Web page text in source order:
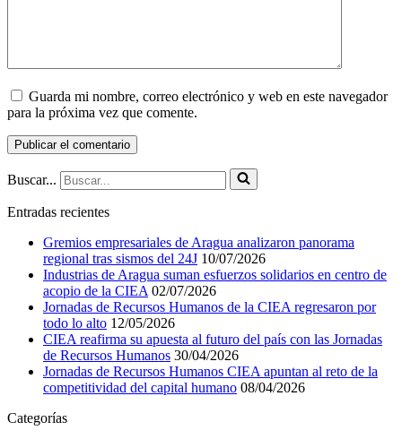
Guarda mi nombre, correo electrónico y web en este navegador
para la próxima vez que comente.
Buscar...
Entradas recientes
Gremios empresariales de Aragua analizaron panorama
regional tras sismos del 24J 10/07/2026
Industrias de Aragua suman esfuerzos solidarios en centro de
acopio de la CIEA 02/07/2026
Jornadas de Recursos Humanos de la CIEA regresaron por
todo lo alto 12/05/2026
CIEA reafirma su apuesta al futuro del país con las Jornadas
de Recursos Humanos 30/04/2026
Jornadas de Recursos Humanos CIEA apuntan al reto de la
competitividad del capital humano 08/04/2026
Categorías